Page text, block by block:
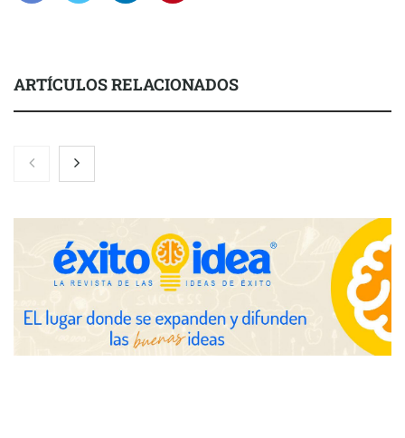
ARTÍCULOS RELACIONADOS
Nicols presenta seis modelos de anillos de compromiso para el
eclipse solar del 12 de agosto
Zoomex mejora su Strategy Center con herramientas
avanzadas para trading estratégico
COMPALISS de LYSOTRIC: cuando un solo producto multiplica
las posibilidades del salón profesional